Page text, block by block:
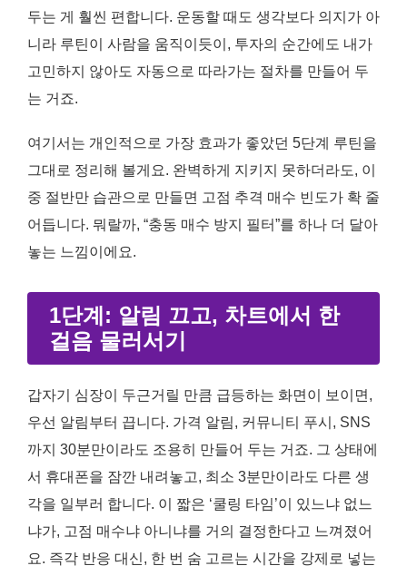
두는 게 훨씬 편합니다. 운동할 때도 생각보다 의지가 아
니라 루틴이 사람을 움직이듯이, 투자의 순간에도 내가
고민하지 않아도 자동으로 따라가는 절차를 만들어 두
는 거죠.
여기서는 개인적으로 가장 효과가 좋았던 5단계 루틴을
그대로 정리해 볼게요. 완벽하게 지키지 못하더라도, 이
중 절반만 습관으로 만들면 고점 추격 매수 빈도가 확 줄
어듭니다. 뭐랄까, “충동 매수 방지 필터”를 하나 더 달아
놓는 느낌이에요.
1단계: 알림 끄고, 차트에서 한
걸음 물러서기
갑자기 심장이 두근거릴 만큼 급등하는 화면이 보이면,
우선 알림부터 끕니다. 가격 알림, 커뮤니티 푸시, SNS
까지 30분만이라도 조용히 만들어 두는 거죠. 그 상태에
서 휴대폰을 잠깐 내려놓고, 최소 3분만이라도 다른 생
각을 일부러 합니다. 이 짧은 ‘쿨링 타임’이 있느냐 없느
냐가, 고점 매수냐 아니냐를 거의 결정한다고 느껴졌어
요. 즉각 반응 대신, 한 번 숨 고르는 시간을 강제로 넣는